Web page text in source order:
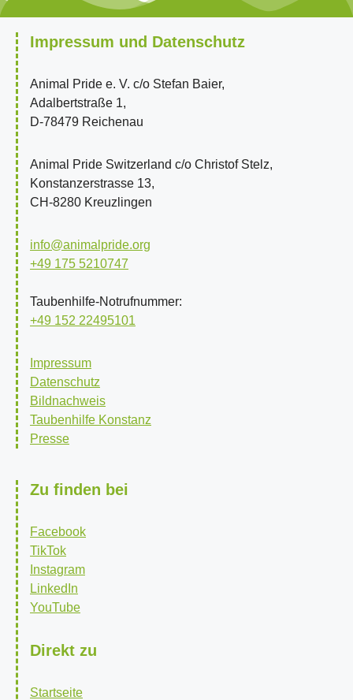
Impressum und Datenschutz
Animal Pride e. V. c/o Stefan Baier,
Adalbertstraße 1,
D-78479 Reichenau
Animal Pride Switzerland c/o Christof Stelz,
Konstanzerstrasse 13,
CH-8280 Kreuzlingen
info@animalpride.org
+49 175 5210747
Taubenhilfe-Notrufnummer:
+49 152 22495101
Impressum
Datenschutz
Bildnachweis
Taubenhilfe Konstanz
Presse
Zu finden bei
Facebook
TikTok
Instagram
LinkedIn
YouTube
Direkt zu
Startseite